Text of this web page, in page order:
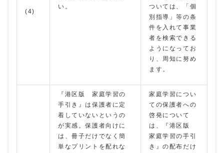
(4)
い。
ついては、「個
別指導」等の条
件を入れて事業
者を検索できる
ようになってお
り、周知に努め
ます。
『港区版 家庭学習の
手引き』は保護者に定
着していないというの
が実感。保護者向けに
は、冊子だけでなく簡
単なプリントを配れな
家庭学習につい
ての保護者への
啓発について
は、『港区版
家庭学習の手引
き』の配布だけ